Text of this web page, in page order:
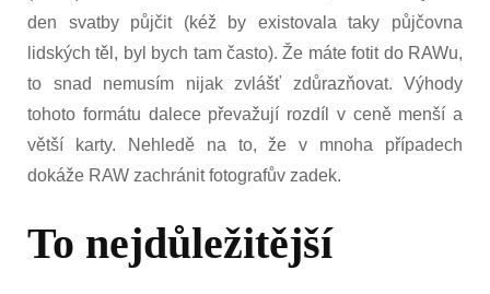
den svatby půjčit (kéž by existovala taky půjčovna
lidských těl, byl bych tam často). Že máte fotit do RAWu,
to snad nemusím nijak zvlášť zdůrazňovat. Výhody
tohoto formátu dalece převažují rozdíl v ceně menší a
větší karty. Nehledě na to, že v mnoha případech
dokáže RAW zachránit fotografův zadek.
To nejdůležitější